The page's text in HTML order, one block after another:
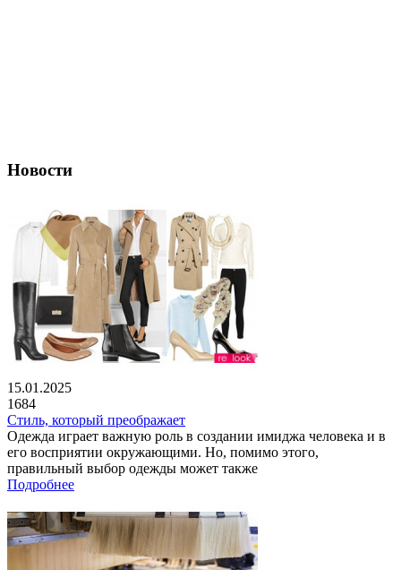
Новости
15.01.2025
1684
Стиль, который преображает
Одежда играет важную роль в создании имиджа человека и в
его восприятии окружающими. Но, помимо этого,
правильный выбор одежды может также
Подробнее